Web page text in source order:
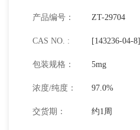
产品编号： ZT-29704
CAS NO. : [143236-04-8]
包装规格： 5mg
浓度/纯度： 97.0%
交货期： 约1周